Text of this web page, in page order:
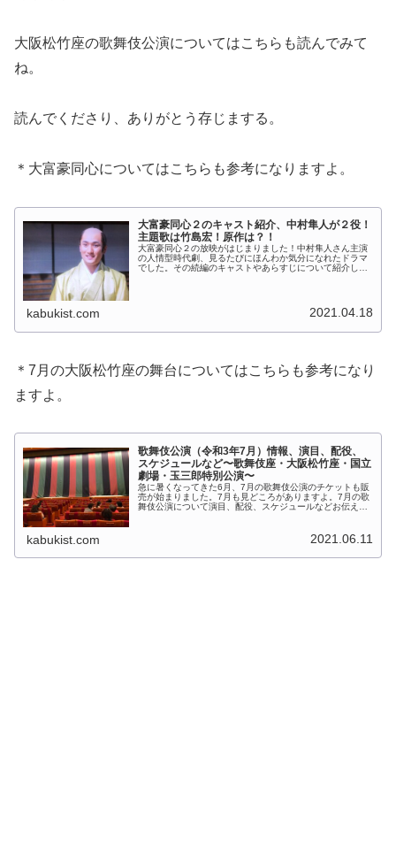
大阪松竹座の歌舞伎公演についてはこちらも読んでみて
ね。
読んでくださり、ありがとう存じまする。
＊大富豪同心についてはこちらも参考になりますよ。
大富豪同心２のキャスト紹介、中村隼人が２役！
主題歌は竹島宏！原作は？！
大富豪同心２の放映がはじまりました！中村隼人さん主演
の人情型時代劇、見るたびにほんわか気分になれたドラマ
でした。その続編のキャストやあらすじについて紹介しま
kabukist.com 2021.04.18
＊7月の大阪松竹座の舞台についてはこちらも参考になり
ますよ。
歌舞伎公演（令和3年7月）情報、演目、配役、
スケジュールなど〜歌舞伎座・大阪松竹座・国立
劇場・玉三郎特別公演〜
急に暑くなってきた6月、7月の歌舞伎公演のチケットも販
売が始まりました。7月も見どころがありますよ。7月の歌
舞伎公演について演目、配役、スケジュールなどお伝えし
kabukist.com 2021.06.11